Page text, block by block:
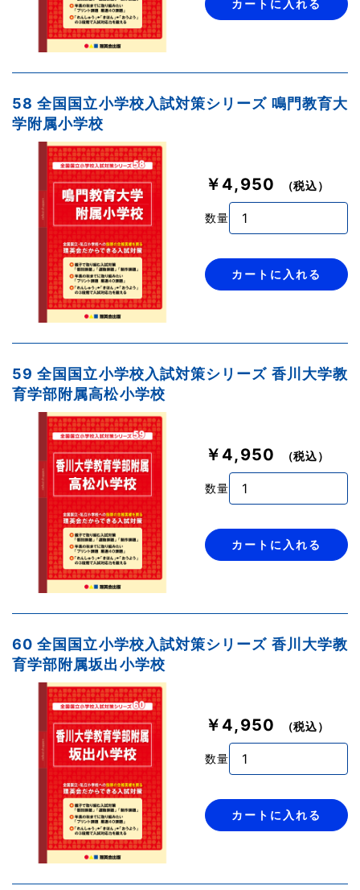
カートに入れる
58 全国国立小学校入試対策シリーズ 鳴門教育大
学附属小学校
￥4,950 （税込）
数量
カートに入れる
59 全国国立小学校入試対策シリーズ 香川大学教
育学部附属高松小学校
￥4,950 （税込）
数量
カートに入れる
60 全国国立小学校入試対策シリーズ 香川大学教
育学部附属坂出小学校
￥4,950 （税込）
数量
カートに入れる